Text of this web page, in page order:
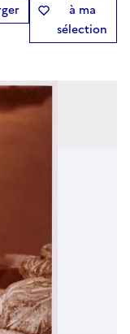
à ma
sélection